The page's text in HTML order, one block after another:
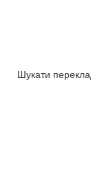
Шукати